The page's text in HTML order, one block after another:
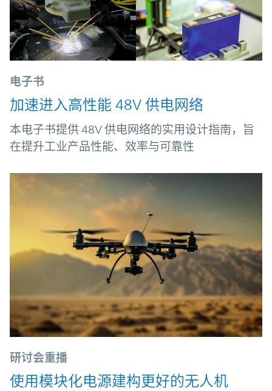
电子书
加速进入高性能 48V 供电网络
本电子书提供 48V 供电网络的实用设计指南，旨
在提升工业产品性能、效率与可靠性
研讨会重播
使用模块化电源建构更好的无人机